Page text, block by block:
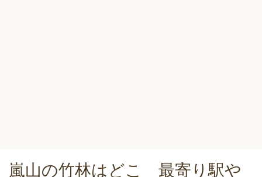
嵐山の竹林はどこ 最寄り駅や